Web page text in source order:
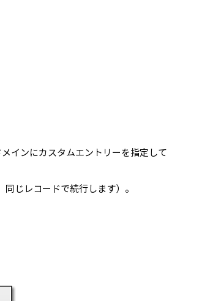
インにカスタムエントリーを指定して
じレコードで続行します）。